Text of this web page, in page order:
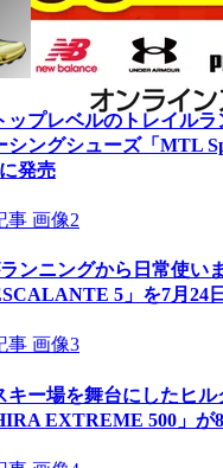
ップレベルのトレイル
シングシューズ「MTL
発売
ンニングから日常使い
5」を7月24
キー場を舞台にしたヒル
EXTREME 500」が